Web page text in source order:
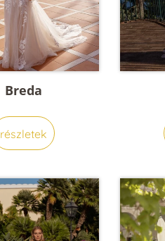
Breda
részletek